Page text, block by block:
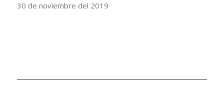
30 de noviembre del 2019